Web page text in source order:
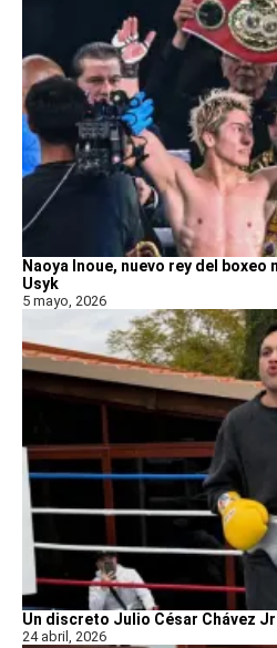
Naoya Inoue, nuevo rey del
Usyk
5 mayo, 2026
Un discreto Julio César Chávez
24 abril, 2026